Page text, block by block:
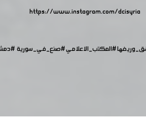
https://www.instagram.com/dcisyria​
#المكتب_الاعلامي#صنع_في_سورية